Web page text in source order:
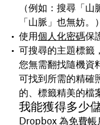
（例如：搜尋「
「山脈」也無妨。）
使用個人化密碼保
可搜尋的主題標籤
您無需翻找隨機資
可找到所需的精確
的、標籤精美的檔
我能獲得多少
Dropbox 為免費